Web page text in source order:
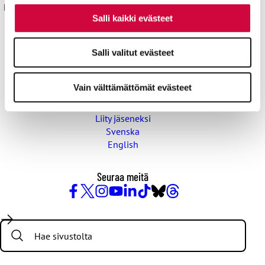
Salli kaikki evästeet
Salli valitut evästeet
Vain välttämättömät evästeet
Kyllä joku hoitaa® sekä isokirjainlyhenne JHL® ovat JHL:lle
rekisteröityjä tavaramerkkejä.
Yhteystiedot
Aluetoimistot
Pikalinkit
Työttömyyskassa
Liity jäseneksi
Svenska
English
Seuraa meitä
/
Twitter
Search: